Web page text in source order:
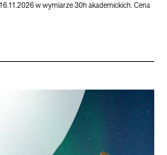
w wymiarze 30h akademickich. Cena